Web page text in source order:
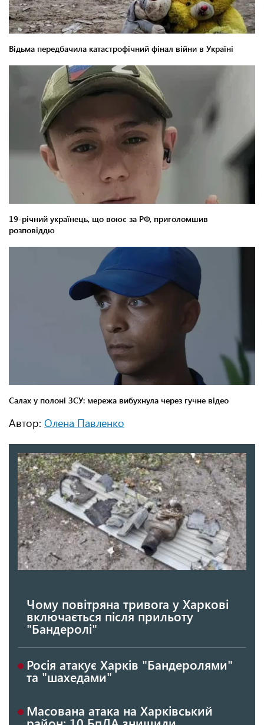
Автор: Олена Павленко
Чому повітряна тривога у Харкові
включається після прильоту
"Бандеролі"
Росія атакує Харків "Бандеролями"
та "шахедами"
Масована атака на Харківський